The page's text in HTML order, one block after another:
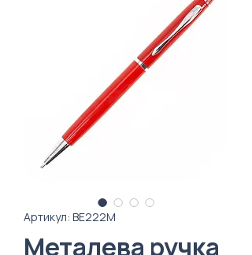
Артикул: ВЕ222M
Металева ручка